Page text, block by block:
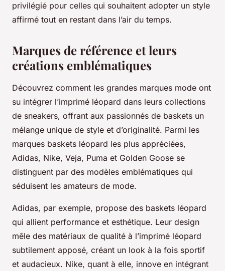
privilégié pour celles qui souhaitent adopter un style
affirmé tout en restant dans l’air du temps.
Marques de référence et leurs
créations emblématiques
Découvrez comment les grandes marques mode ont
su intégrer l’imprimé léopard dans leurs collections
de sneakers, offrant aux passionnés de baskets un
mélange unique de style et d’originalité. Parmi les
marques baskets léopard les plus appréciées,
Adidas, Nike, Veja, Puma et Golden Goose se
distinguent par des modèles emblématiques qui
séduisent les amateurs de mode.
Adidas, par exemple, propose des baskets léopard
qui allient performance et esthétique. Leur design
mêle des matériaux de qualité à l’imprimé léopard
subtilement apposé, créant un look à la fois sportif
et audacieux. Nike, quant à elle, innove en intégrant